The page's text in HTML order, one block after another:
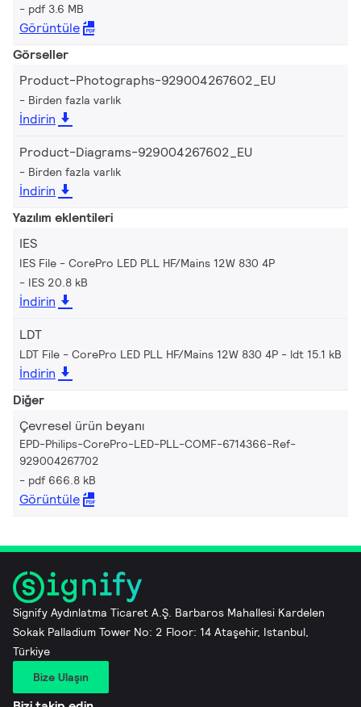
pdf 3.6 MB
Görüntüle
Görseller
Product-Photographs-929004267602_EU
Birden fazla varlık
İndirin
Product-Diagrams-929004267602_EU
Birden fazla varlık
İndirin
Yazılım eklentileri
IES
IES File - CorePro LED PLL HF/Mains 12W 830 4P
IES 20.8 kB
İndirin
LDT
LDT File - CorePro LED PLL HF/Mains 12W 830 4P ldt 15.1 kB
İndirin
Diğer
Çevresel ürün beyanı
EPD-Philips-CorePro-LED-PLL-COMF-6714366-Ref-
929004267702
pdf 666.8 kB
Görüntüle
Signify Aydınlatma Ticaret A.Ş. Barbaros Mahallesi Kardelen
Sokak Palladium Tower No: 2 Floor: 14 Ataşehir, Istanbul,
Türkiye
Bize Ulaşın